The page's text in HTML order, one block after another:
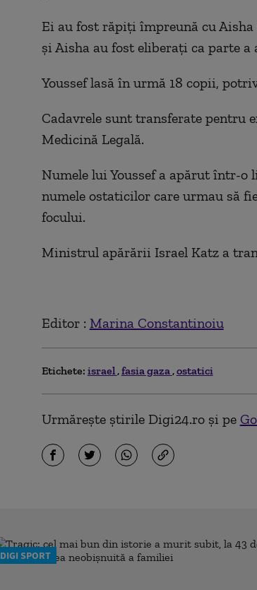
Ei au fost răpiți împreună cu
și Aisha au fost eliberați ca parte
Youssef lasă în urmă 18 copii,
Cadavrele sunt transferate pentru
Medicină Legală.
Numele lui Youssef a apărut într-o
numele ostaticilor care urmau să
focului.
Ministrul apărării Israel Katz a
Editor : Marina Constantinoiu
Etichete: israel fasia gaza ostatici
Urmărește știrile Digi24.ro și pe
DIGI SPORT